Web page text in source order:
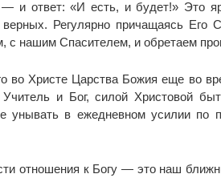
и ответ: «И есть, и будет!» Это
Регулярно причащаясь Его
с нашим Спасителем, и обретаем
во Христе Царства Божия еще во
и Бог, силой Христовой
унывать в ежедневном усилии по
отношения к Богу — это наш